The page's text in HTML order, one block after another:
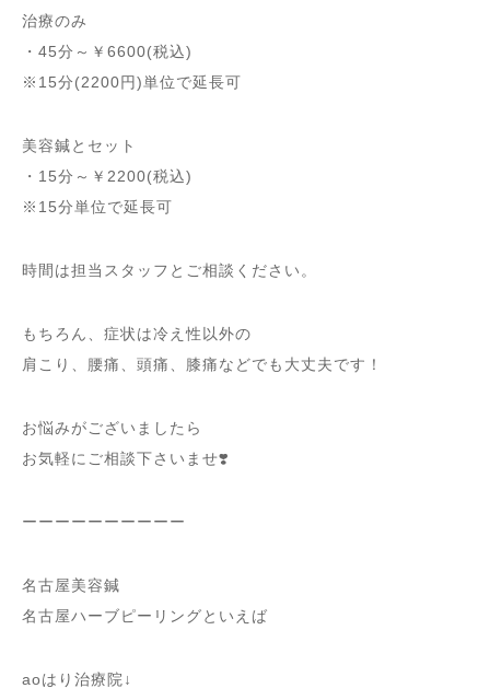
治療のみ
・45分～￥6600(税込)
※15分(2200円)単位で延長可
美容鍼とセット
・15分～￥2200(税込)
※15分単位で延長可
時間は担当スタッフとご相談ください。
もちろん、症状は冷え性以外の
肩こり、腰痛、頭痛、膝痛などでも大丈夫です！
お悩みがございましたら
お気軽にご相談下さいませ❣️
ーーーーーーーーーー
名古屋美容鍼
名古屋ハーブピーリングといえば
aoはり治療院↓